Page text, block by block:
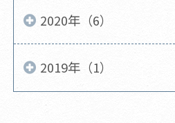
2020年（6）
2019年（1）